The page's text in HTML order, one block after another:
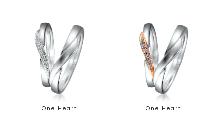
One Heart One Heart